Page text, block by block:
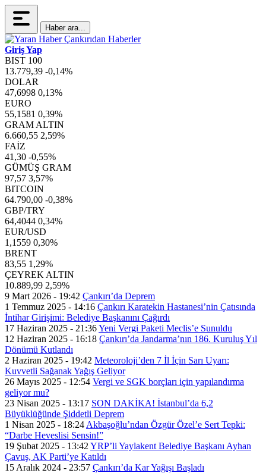
Haber ara...
Giriş Yap
BIST 100
13.779,39 -0,14%
DOLAR
47,6998 0,13%
EURO
55,1581 0,39%
GRAM ALTIN
6.660,55 2,59%
FAİZ
41,30 -0,55%
GÜMÜŞ GRAM
97,57 3,57%
BITCOIN
64.790,00 -0,38%
GBP/TRY
64,4044 0,34%
EUR/USD
1,1559 0,30%
BRENT
83,55 1,29%
ÇEYREK ALTIN
10.889,99 2,59%
9 Mart 2026 - 19:42 Çankırı’da Deprem
1 Temmuz 2025 - 14:16 Çankırı Karatekin Hastanesi’nin Çatısında
İntihar Girişimi: Belediye Başkanını Çağırdı
17 Haziran 2025 - 21:36Yeni Vergi Paketi Meclis’e Sunuldu
12 Haziran 2025 - 16:18 Çankırı’da Jandarma’nın 186. Kuruluş Yıl
Dönümü Kutlandı
2 Haziran 2025 - 19:42 Meteoroloji’den 7 İl İçin Sarı Uyarı:
Kuvvetli Sağanak Yağış Geliyor
26 Mayıs 2025 - 12:54 Vergi ve SGK borçları için yapılandırma
geliyor mu?
23 Nisan 2025 - 13:17 SON DAKİKA! İstanbul’da 6,2
Büyüklüğünde Şiddetli Deprem
1 Nisan 2025 - 18:24 Akbaşoğlu’ndan Özgür Özel’e Sert Tepki:
“Darbe Heveslisi Sensin!”
19 Şubat 2025 - 13:42 YRP’li Yaylakent Belediye Başkanı Ayhan
Çavuş, AK Parti’ye Katıldı
15 Aralık 2024 - 23:57 Çankırı’da Kar Yağışı Başladı